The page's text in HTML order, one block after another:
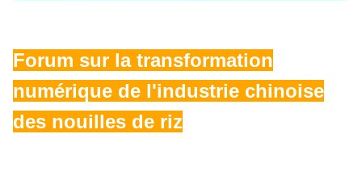
Forum sur la transformation
numérique de l'industrie chinoise
des nouilles de riz